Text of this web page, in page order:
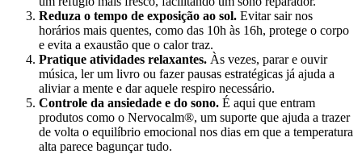
Reduza o tempo de exposição ao sol. Evitar sair nos
horários mais quentes, como das 10h às 16h, protege o corpo
e evita a exaustão que o calor traz.
Pratique atividades relaxantes. Às vezes, parar e ouvir
música, ler um livro ou fazer pausas estratégicas já ajuda a
aliviar a mente e dar aquele respiro necessário.
Controle da ansiedade e do sono. É aqui que entram
produtos como o Nervocalm®, um suporte que ajuda a trazer
de volta o equilíbrio emocional nos dias em que a temperatura
alta parece bagunçar tudo.